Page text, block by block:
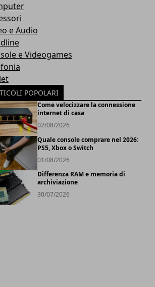
e Audio
e Videogames
POPOLARI
Come velocizzare la connessione
internet di casa
02/08/2026
Quale console comprare nel 2026:
PS5, Xbox o Switch
01/08/2026
Differenza RAM e memoria di
archiviazione
30/07/2026